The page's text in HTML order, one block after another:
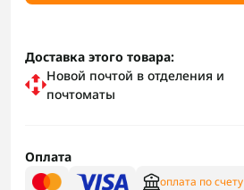
Доставка этого товара:
Новой почтой в отделения и
почтоматы
Оплата
оплата по счету